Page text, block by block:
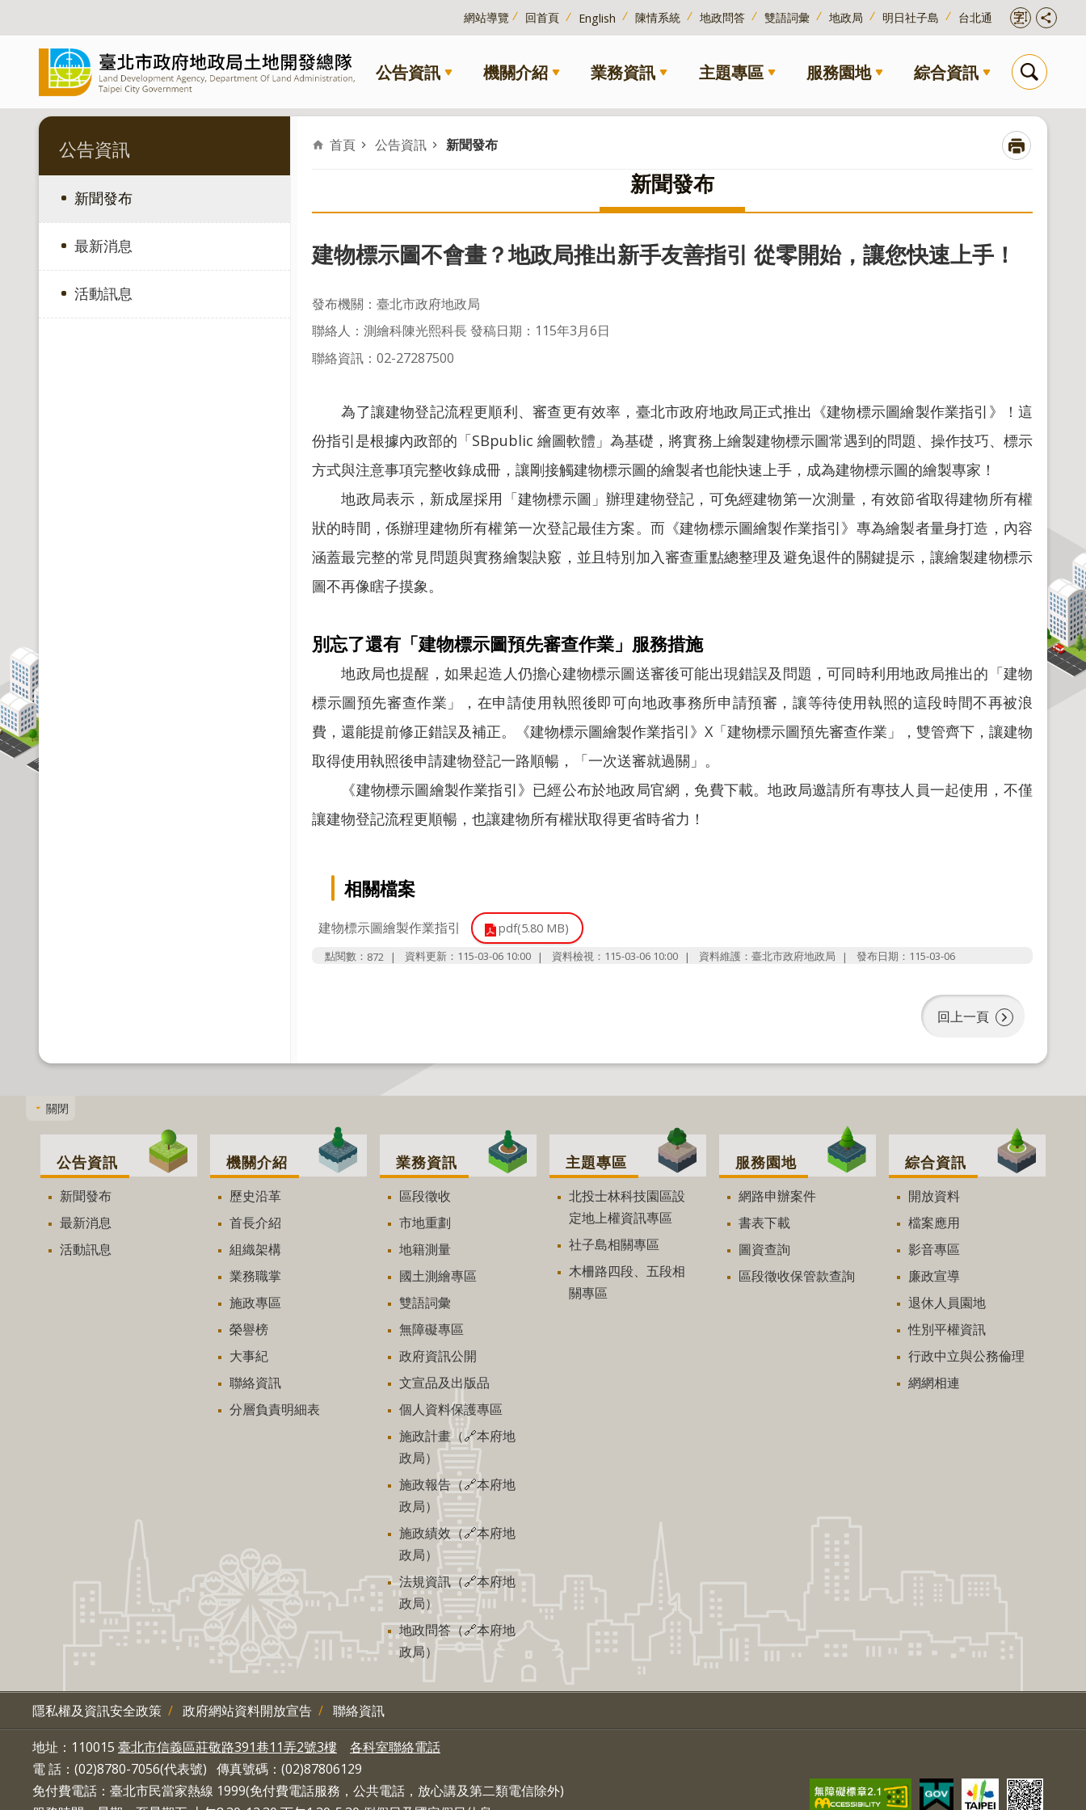
網站導覽 回首頁 English 陳情系統 地政問答 雙語詞彙 地政局 明日社子島 台北通
公告資訊 機關介紹 業務資訊 主題專區 服務園地 綜合資訊
公告資訊
新聞發布
最新消息
活動訊息
首頁 公告資訊 新聞發布
新聞發布
建物標示圖不會畫？地政局推出新手友善指引 從零開始，讓您快速上手！
發布機關：臺北市政府地政局
聯絡人：測繪科陳光熙科長 發稿日期：115年3月6日
聯絡資訊：02-27287500
為了讓建物登記流程更順利、審查更有效率，臺北市政府地政局正式推出《建物標示圖繪製作業指引》！這
份指引是根據內政部的「SBpublic 繪圖軟體」為基礎，將實務上繪製建物標示圖常遇到的問題、操作技巧、標示
方式與注意事項完整收錄成冊，讓剛接觸建物標示圖的繪製者也能快速上手，成為建物標示圖的繪製專家！
地政局表示，新成屋採用「建物標示圖」辦理建物登記，可免經建物第一次測量，有效節省取得建物所有權
狀的時間，係辦理建物所有權第一次登記最佳方案。而《建物標示圖繪製作業指引》專為繪製者量身打造，內容
涵蓋最完整的常見問題與實務繪製訣竅，並且特別加入審查重點總整理及避免退件的關鍵提示，讓繪製建物標示
圖不再像瞎子摸象。
別忘了還有「建物標示圖預先審查作業」服務措施
地政局也提醒，如果起造人仍擔心建物標示圖送審後可能出現錯誤及問題，可同時利用地政局推出的「建物
標示圖預先審查作業」，在申請使用執照後即可向地政事務所申請預審，讓等待使用執照的這段時間不再被浪
費，還能提前修正錯誤及補正。《建物標示圖繪製作業指引》X「建物標示圖預先審查作業」，雙管齊下，讓建物
取得使用執照後申請建物登記一路順暢，「一次送審就過關」。
《建物標示圖繪製作業指引》已經公布於地政局官網，免費下載。地政局邀請所有專技人員一起使用，不僅
讓建物登記流程更順暢，也讓建物所有權狀取得更省時省力！
相關檔案
建物標示圖繪製作業指引 pdf(5.80 MB)
點閱數： 872 資料更新：115-03-06 10:00 資料檢視：115-03-06 10:00 資料維護：臺北市政府地政局 發布日期：115-03-06
回上一頁
關閉
公告資訊
新聞發布
最新消息
活動訊息
機關介紹
歷史沿革
首長介紹
組織架構
業務職掌
施政專區
榮譽榜
大事紀
聯絡資訊
分層負責明細表
業務資訊
區段徵收
市地重劃
地籍測量
國土測繪專區
雙語詞彙
無障礙專區
政府資訊公開
文宣品及出版品
個人資料保護專區
施政計畫（🔗本府地
政局）
施政報告（🔗本府地
政局）
施政績效（🔗本府地
政局）
法規資訊（🔗本府地
政局）
地政問答（🔗本府地
政局）
主題專區
北投士林科技園區設
定地上權資訊專區
社子島相關專區
木柵路四段、五段相
關專區
服務園地
網路申辦案件
書表下載
圖資查詢
區段徵收保管款查詢
綜合資訊
開放資料
檔案應用
影音專區
廉政宣導
退休人員園地
性別平權資訊
行政中立與公務倫理
網網相連
隱私權及資訊安全政策 政府網站資料開放宣告 聯絡資訊
地址：110015 臺北市信義區莊敬路391巷11弄2號3樓
各科室聯絡電話
電 話：(02)8780-7056(代表號) 傳真號碼：(02)87806129
免付費電話：臺北市民當家熱線 1999(免付費電話服務，公共電話，放心講及第二類電信除外)